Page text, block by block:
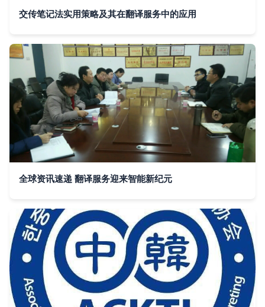
交传笔记法实用策略及其在翻译服务中的应用
全球资讯速递 翻译服务迎来智能新纪元